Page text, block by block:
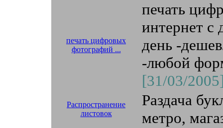
печать цифровых
фотографий ...
печать
интернет с
день -
-любой
[31/03/
Распространение
листовок
Раздача
метро,